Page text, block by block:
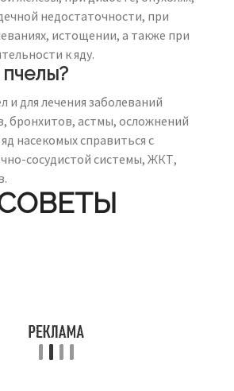
недостаточности, при
истощении, а также при
к яду.
и для лечения заболеваний
бронхитов, астмы, осложнений
насекомых справиться с
сосудистой системы, ЖКТ,